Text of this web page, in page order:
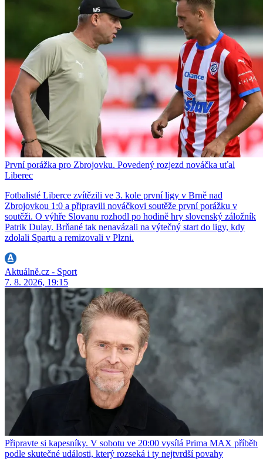
První porážka pro Zbrojovku. Povedený rozjezd nováčka uťal
Liberec
Fotbalisté Liberce zvítězili ve 3. kole první ligy v Brně nad
Zbrojovkou 1:0 a připravili nováčkovi soutěže první porážku v
soutěži. O výhře Slovanu rozhodl po hodině hry slovenský záložník
Patrik Dulay. Brňané tak nenavázali na výtečný start do ligy, kdy
zdolali Spartu a remizovali v Plzni.
Aktuálně.cz - Sport
7. 8. 2026, 19:15
Připravte si kapesníky. V sobotu ve 20:00 vysílá Prima MAX příběh
podle skutečné události, který rozseká i ty nejtvrdší povahy